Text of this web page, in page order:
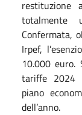
restituzione
totalmente
Confermata,
Irpef,
10.000
tariffe 2024
piano
dell’anno.